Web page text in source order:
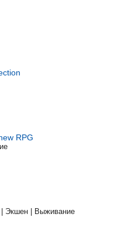
RPG
| Экшен | Выживание